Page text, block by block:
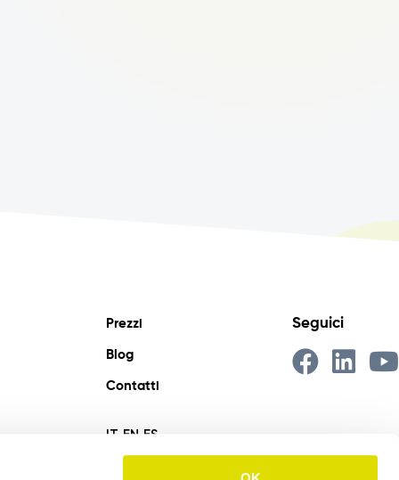
Prezzi
Blog
Contatti
IT EN ES
Seguici